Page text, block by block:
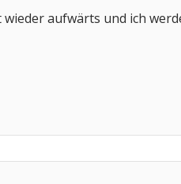
aufwärts und ich